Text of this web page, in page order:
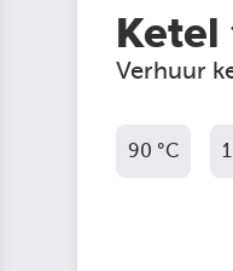
Ketel
Verhuur
90 °C